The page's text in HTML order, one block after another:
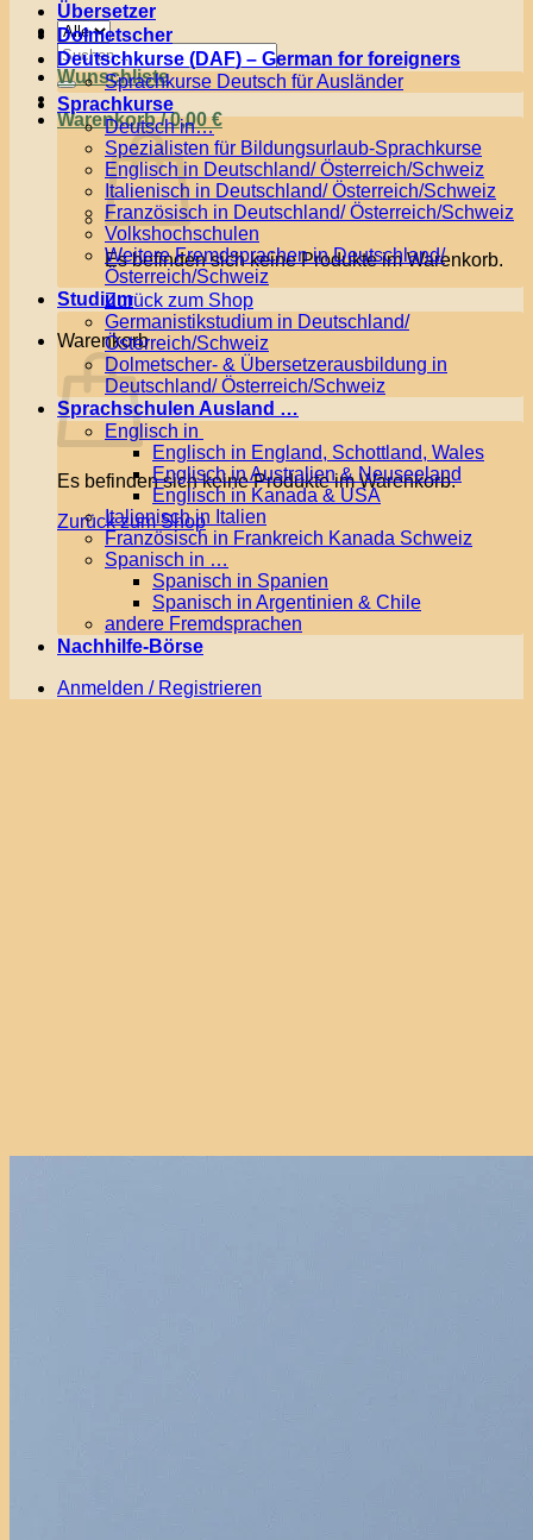
Menü
Suchen
nach:
Wunschliste
Warenkorb /0,00€
Es befinden sich keine Produkte im Warenkorb.
Zurück zum Shop
Warenkorb
Es befinden sich keine Produkte im Warenkorb.
Zurück zum Shop
Übersetzer
Dolmetscher
Deutschkurse (DAF) – German for foreigners
Sprachkurse Deutsch für Ausländer
Sprachkurse
Deutsch in…
Spezialisten für Bildungsurlaub-Sprachkurse
Englisch in Deutschland/ Österreich/Schweiz
Italienisch in Deutschland/ Österreich/Schweiz
Französisch in Deutschland/ Österreich/Schweiz
Volkshochschulen
Weitere Fremdsprachen in Deutschland/
Österreich/Schweiz
Studium
Germanistikstudium in Deutschland/
Österreich/Schweiz
Dolmetscher- & Übersetzerausbildung in
Deutschland/ Österreich/Schweiz
Sprachschulen Ausland …
Englisch in
Englisch in England, Schottland, Wales
Englisch in Australien & Neuseeland
Englisch in Kanada & USA
Italienisch in Italien
Französisch in Frankreich Kanada Schweiz
Spanisch in …
Spanisch in Spanien
Spanisch in Argentinien & Chile
andere Fremdsprachen
Nachhilfe-Börse
Anmelden / Registrieren